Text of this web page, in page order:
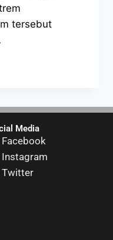
tersebut
Media
Facebook
Instagram
Twitter